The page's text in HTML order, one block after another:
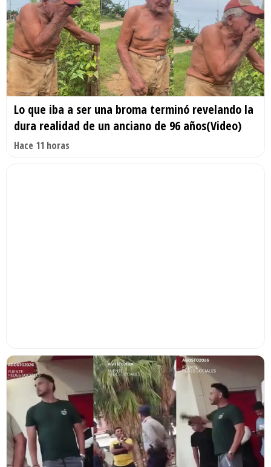
Lo que iba a ser una broma terminó revelando la
dura realidad de un anciano de 96 años(Video)
Hace 11 horas